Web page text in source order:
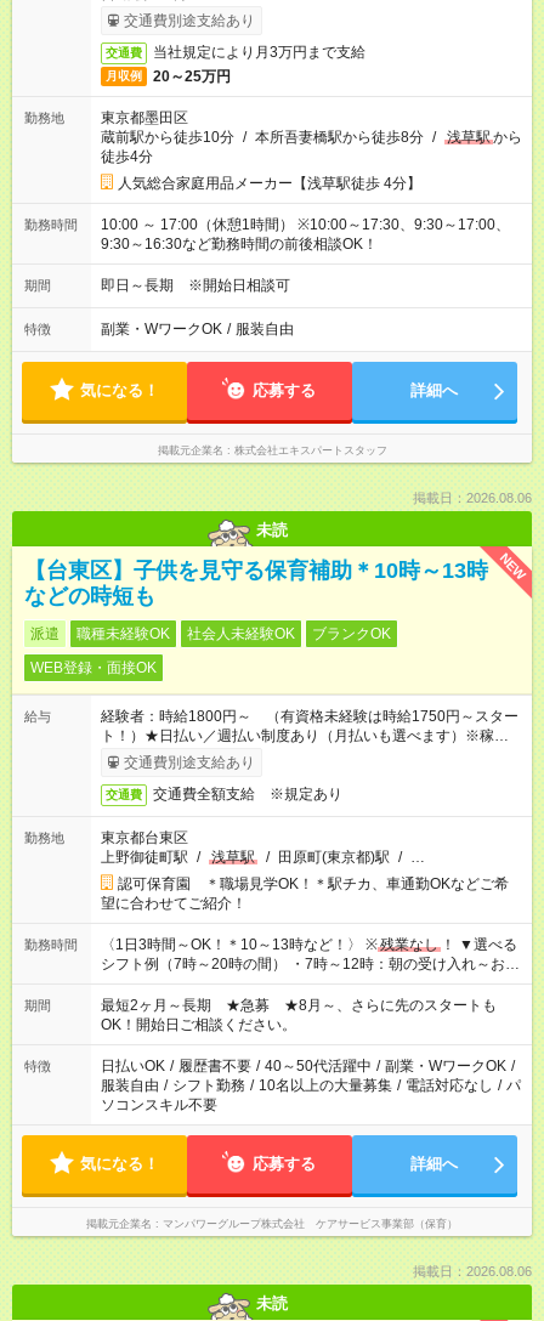
交通費別途支給あり
交通費 当社規定により月3万円まで支給
月収例 20～25万円
勤務地
東京都墨田区
蔵前駅から徒歩10分 / 本所吾妻橋駅から徒歩8分 / 浅草駅から
徒歩4分
人気総合家庭用品メーカー【浅草駅徒歩 4分】
勤務時間
10:00 ～ 17:00（休憩1時間） ※10:00～17:30、9:30～17:00、
9:30～16:30など勤務時間の前後相談OK！
期間 即日～長期 ※開始日相談可
特徴 副業・WワークOK / 服装自由
気になる！ 応募する 詳細へ
掲載元企業名 株式会社エキスパートスタッフ
掲載日：2026.08.06
未読
NEW
【台東区】子供を見守る保育補助＊10時～13時
などの時短も
派遣 職種未経験OK 社会人未経験OK
ブランクOK
WEB登録・面接OK
給与
経験者：時給1800円～ （有資格未経験は時給1750円～スター
ト！）★日払い／週払い制度あり（月払いも選べます）※稼働開
始時は手続き完了次第のお支払いとなります★フルタイムできる
方は100円アップ！
交通費別途支給あり
交通費 交通費全額支給 ※規定あり
勤務地
東京都台東区
上野御徒町駅 / 浅草駅 / 田原町(東京都)駅 / …
認可保育園 ＊職場見学OK！＊駅チカ、車通勤OKなどご希
望に合わせてご紹介！
勤務時間 〈1日3時間～OK！＊10～13時など！〉 ※残業なし ！ ▼選べる
シフト例（7時～20時の間） ・7時～12時：朝の受け入れ～お昼
の準備 ・10時～13時：園児の見守り～お昼の補助 ・9時～16
時：帰りの会まで！子供の成長を見守る ・15時～20時：夜のお
迎えサポート
期間
最短2ヶ月～長期 ★急募 ★8月～、さらに先のスタートも
OK！開始日ご相談ください。
特徴 日払いOK / 履歴書不要 / 40～50代活躍中 / 副業・WワークOK /
服装自由 / シフト勤務 / 10名以上の大量募集 / 電話対応なし / パ
ソコンスキル不要
気になる！ 応募する 詳細へ
掲載元企業名 マンパワーグループ株式会社 ケアサービス事業部（保育）
掲載日：2026.08.06
未読